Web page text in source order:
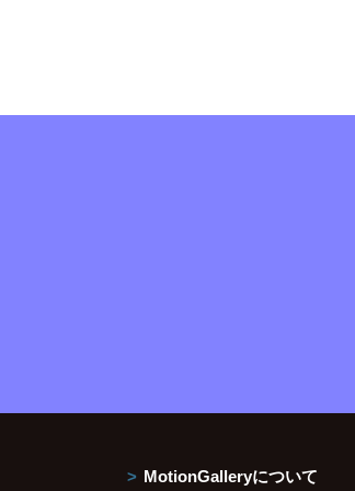
MotionGalleryについて